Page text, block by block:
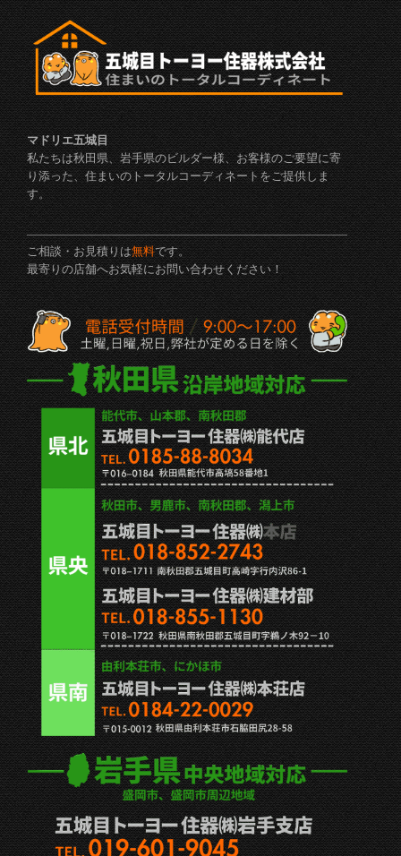
マドリエ五城目
私たちは秋田県、岩手県のビルダー様、お客様のご要望に寄
り添った、住まいのトータルコーディネートをご提供しま
す。
ご相談・お見積りは無料です。
最寄りの店舗へお気軽にお問い合わせください！